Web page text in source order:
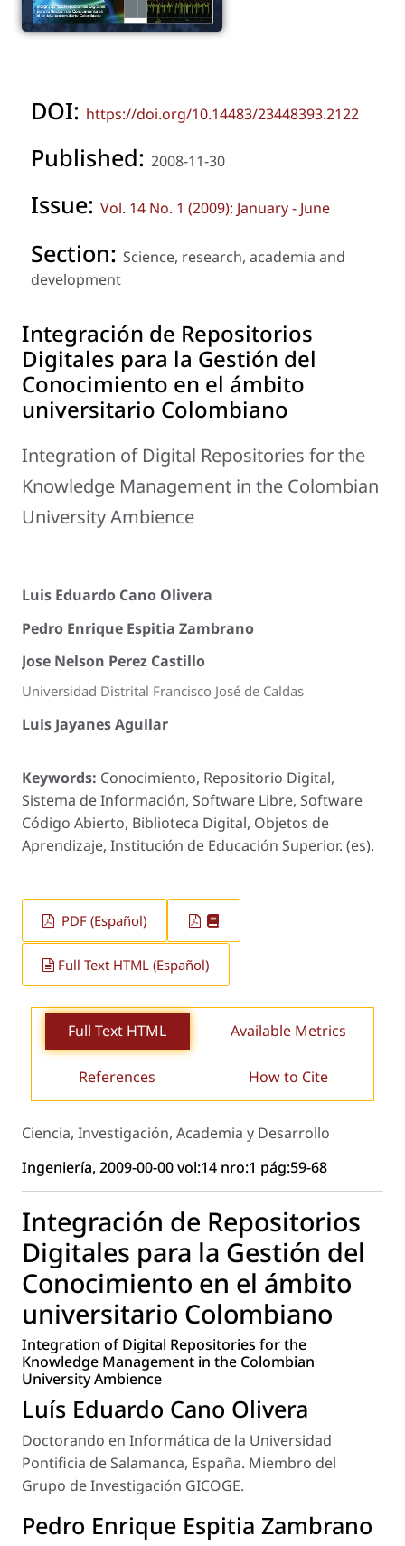
DOI: https://doi.org/10.14483/23448393.2122
Published: 2008-11-30
Issue: Vol. 14 No. 1 (2009): January - June
Section: Science, research, academia and
development
Integración de Repositorios
Digitales para la Gestión del
Conocimiento en el ámbito
universitario Colombiano
Integration of Digital Repositories for the
Knowledge Management in the Colombian
University Ambience
Luis Eduardo Cano Olivera
Pedro Enrique Espitia Zambrano
Jose Nelson Perez Castillo
Universidad Distrital Francisco José de Caldas
Luis Jayanes Aguilar
Keywords: Conocimiento, Repositorio Digital,
Sistema de Información, Software Libre, Software
Código Abierto, Biblioteca Digital, Objetos de
Aprendizaje, Institución de Educación Superior. (es).
PDF (Español)
Full Text HTML (Español)
Full Text HTML Available Metrics
References How to Cite
Ciencia, Investigación, Academia y Desarrollo
Ingeniería, 2009-00-00 vol:14 nro:1 pág:59-68
Integración de Repositorios
Digitales para la Gestión del
Conocimiento en el ámbito
universitario Colombiano
Integration of Digital Repositories for the
Knowledge Management in the Colombian
University Ambience
Luís Eduardo Cano Olivera
Doctorando en Informática de la Universidad
Pontificia de Salamanca, España. Miembro del
Grupo de Investigación GICOGE.
Pedro Enrique Espitia Zambrano